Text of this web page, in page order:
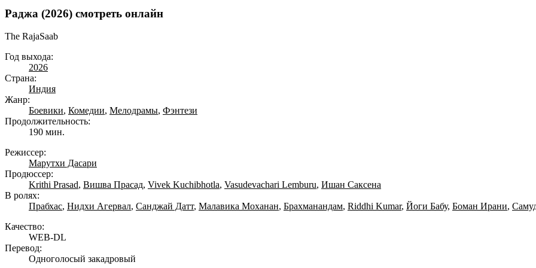
Раджа (2026) смотреть онлайн
The RajaSaab
Год выхода:
2026
Страна:
Индия
Жанр:
Боевики, Комедии, Мелодрамы, Фэнтези
Продолжительность:
190 мин.
Режиссер:
Марутхи Дасари
Продюссер:
Krithi Prasad, Вишва Прасад, Vivek Kuchibhotla, Vasudevachari Lemburu, Ишан Саксена
В ролях:
Прабхас, Нидхи Агервал, Санджай Датт, Малавика Моханан, Брахманандам, Riddhi Kumar, Йоги Бабу, Боман Ирани,
Качество:
WEB-DL
Перевод:
Одноголосый закадровый